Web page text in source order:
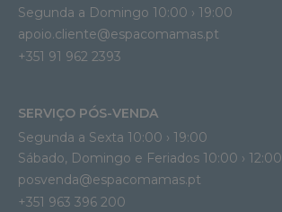
Segunda a Domingo 10:00 › 19:00
apoio.cliente@espacomamas.pt
+351 91 962 2393
SERVIÇO PÓS-VENDA
Segunda a Sexta 10:00 › 19:00
Sábado, Domingo e Feriados 10:00 › 12:00
posvenda@espacomamas.pt
+351 963 396 200